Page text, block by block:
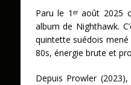
Paru le 1ᵉʳ août 2025
album de Nighthawk.
quintette suédois
80s, énergie brute et
Depuis Prowler